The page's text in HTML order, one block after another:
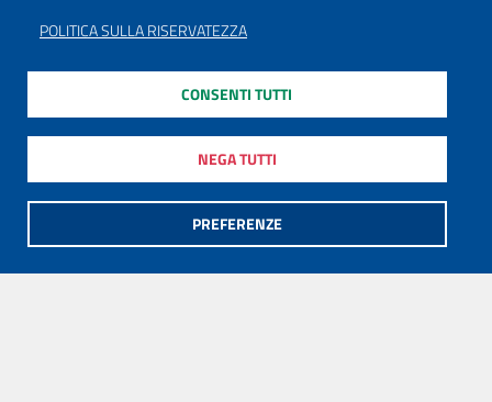
POLITICA SULLA RISERVATEZZA
PREFERENZE
NEGA TUTTI
CONSENTI TUTTI